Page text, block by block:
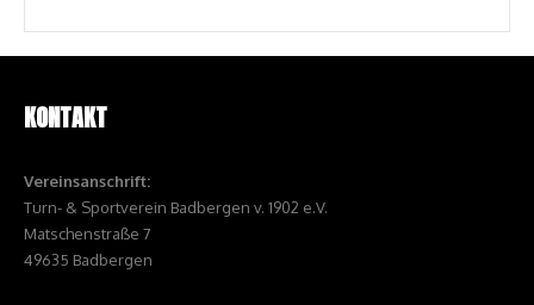
KONTAKT
Vereinsanschrift:
Turn- & Sportverein Badbergen v. 1902 e.V.
Matschenstraße 7
49635 Badbergen